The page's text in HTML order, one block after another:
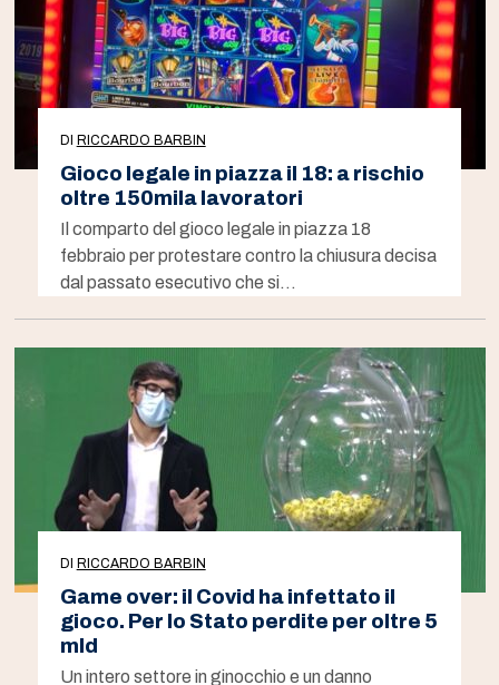
DI RICCARDO BARBIN
Gioco legale in piazza il 18: a rischio
oltre 150mila lavoratori
Il comparto del gioco legale in piazza 18
febbraio per protestare contro la chiusura decisa
dal passato esecutivo che si…
DI RICCARDO BARBIN
Game over: il Covid ha infettato il
gioco. Per lo Stato perdite per oltre 5
mld
Un intero settore in ginocchio e un danno